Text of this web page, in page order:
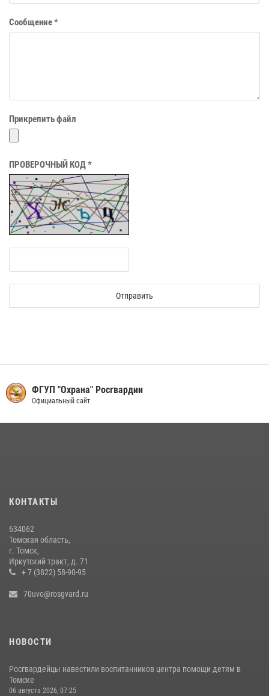
Сообщение *
Прикрепить файл
ПРОВЕРОЧНЫЙ КОД *
ФГУП "Охрана" Росгвардии
Официальный сайт
КОНТАКТЫ
634062
Томская область,
г. Томск,
Иркутский тракт, д. 71
+ 7 (3822) 58-90-95
70uvo@rosgvard.ru
НОВОСТИ
Росгвардейцы навестили воспитанников центра помощи детям в
Томске
06 августа 2026, 07:25